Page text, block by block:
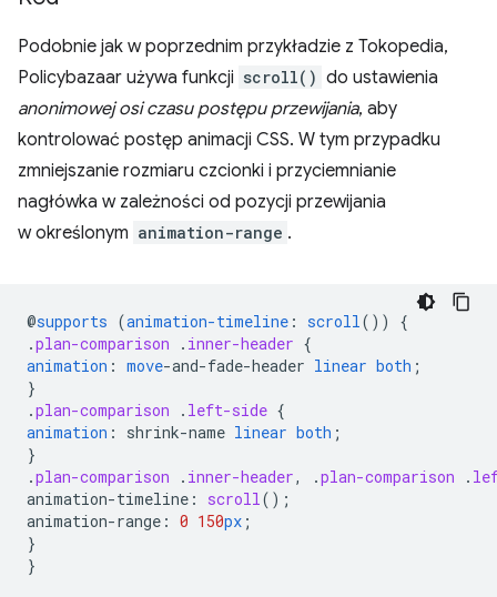
Podobnie jak w poprzednim przykładzie z Tokopedia,
Policybazaar używa funkcji scroll() do ustawienia
anonimowej osi czasu postępu przewijania, aby
kontrolować postęp animacji CSS. W tym przypadku
zmniejszanie rozmiaru czcionki i przyciemnianie
nagłówka w zależności od pozycji przewijania
w określonym animation-range .
@supports (animation-timeline : scroll())
{
.plan-comparison . inner-header {
animation : move-and-fade-header linear both ;
}
.plan-comparison . left-side {
animation : shrink-name linear both ;
}
.plan-comparison . inner-header, .plan-comparison .
animation-timeline : scroll();
animation-range : 0 150px ;
}
}